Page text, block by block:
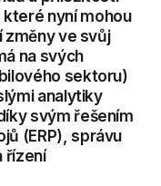
nyní mohou
změny ve svůj
na svých
sektoru)
analytiky
svým řešením
(ERP), správu
řízení